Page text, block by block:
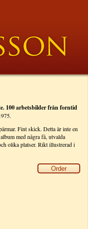
100 arbetsbilder från forntid
Fint skick. Detta är inte en
med några få, utvalda
olika platser. Rikt illustrerad i
Order